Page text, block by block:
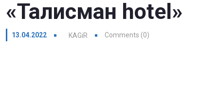
«Талисман hotel»
13.04.2022 KAGiR Comments (0)